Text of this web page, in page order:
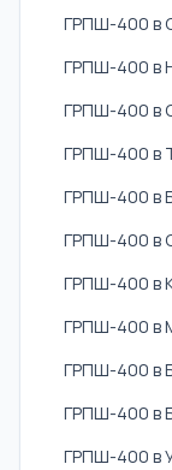
ГРПШ-400 в
ГРПШ-400 в
ГРПШ-400 в
ГРПШ-400 в
ГРПШ-400 в
ГРПШ-400 в
ГРПШ-400 в
ГРПШ-400 в
ГРПШ-400 в
ГРПШ-400 в
ГРПШ-400 в